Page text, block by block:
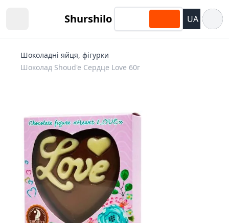
Shurshilo UA
Шоколадні яйця, фігурки
Шоколад Shoud'e Сердце Love 60г